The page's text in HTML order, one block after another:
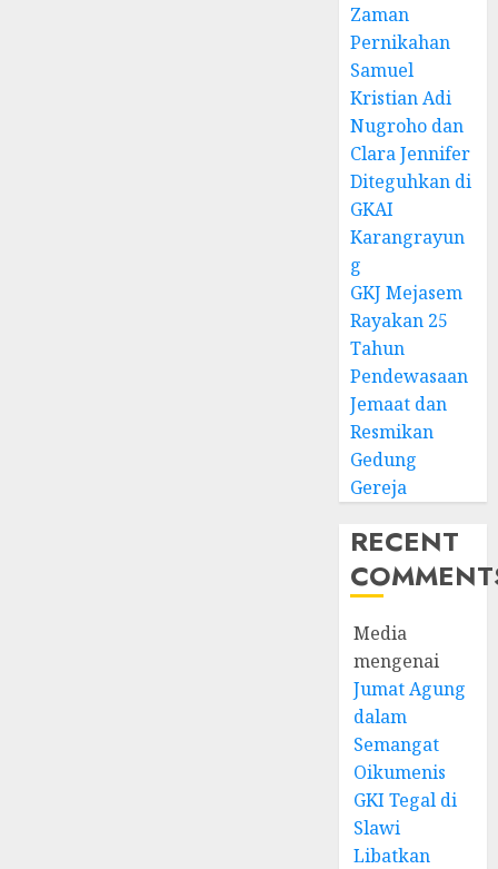
Zaman
Pernikahan
Samuel
Kristian Adi
Nugroho dan
Clara Jennifer
Diteguhkan di
GKAI
Karangrayun
g
GKJ Mejasem
Rayakan 25
Tahun
Pendewasaan
Jemaat dan
Resmikan
Gedung
Gereja
RECENT
Media
mengenai
Jumat Agung
dalam
Semangat
Oikumenis
GKI Tegal di
Slawi
Libatkan